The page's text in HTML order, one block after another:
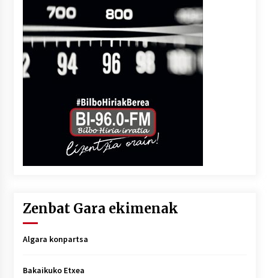
Zenbat Gara ekimenak
Algara konpartsa
Bakaikuko Etxea